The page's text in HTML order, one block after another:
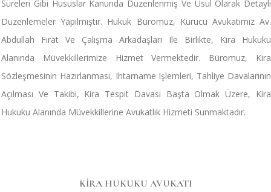
Süreleri Gibi Hususlar Kanunda Düzenlenmiş Ve Usul Olarak Detaylı
Düzenlemeler Yapılmıştır. Hukuk Büromuz, Kurucu Avukatımız Av.
Abdullah Fırat Ve Çalışma Arkadaşları Ile Birlikte, Kira Hukuku
Alanında Müvekkillerimize Hizmet Vermektedir. Büromuz, Kira
Sözleşmesinin Hazırlanması, Ihtarname Işlemleri, Tahliye Davalarının
Açılması Ve Takibi, Kira Tespit Davası Başta Olmak Üzere, Kira
Hukuku Alanında Müvekkillerine Avukatlık Hizmeti Sunmaktadır.
KIRA HUKUKU AVUKATI